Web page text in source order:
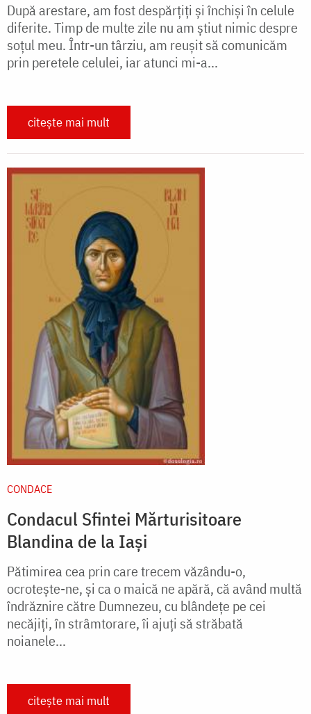
După arestare, am fost despărţiţi şi închişi în celule
diferite. Timp de multe zile nu am ştiut nimic despre
soţul meu. Într-un târziu, am reuşit să comunicăm
prin peretele celulei, iar atunci mi-a...
citește mai mult
CONDACE
Condacul Sfintei Mărturisitoare
Blandina de la Iași
Pătimirea cea prin care trecem văzându-o,
ocrotește-ne, și ca o maică ne apără, că având multă
îndrăznire către Dumnezeu, cu blândețe pe cei
necăjiți, în strâmtorare, îi ajuți să străbată
noianele...
citește mai mult